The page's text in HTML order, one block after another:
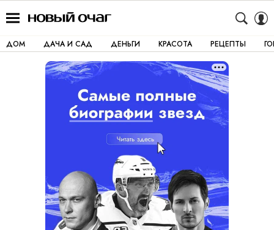
ДОМ ДАЧА И САД ДЕНЬГИ КРАСОТА РЕЦЕПТЫ